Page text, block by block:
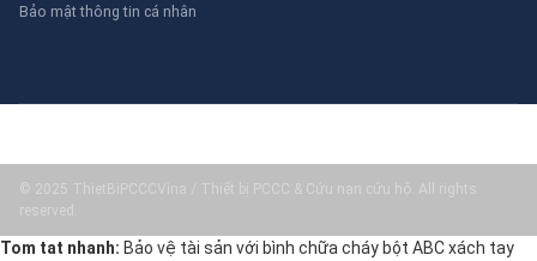
Bảo mật thông tin cá nhân
© 2025 ThietBiPCCCVina / Thiết bị PCCC & Cứu nạn cứu hộ. All rights
reserved.
Tom tat nhanh: Bảo vệ tài sản với bình chữa cháy bột ABC xách tay